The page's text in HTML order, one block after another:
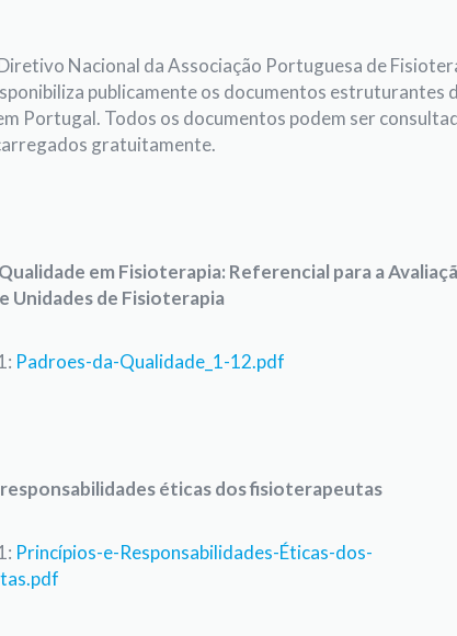
Nacional da Associação Portuguesa de
publicamente os documentos estruturantes
Portugal. Todos os documentos podem ser
gratuitamente.
em Fisioterapia: Referencial para a
Unidades de Fisioterapia
Padroes-da-Qualidade_1-12.pdf
éticas dos fisioterapeutas
Princípios-e-Responsabilidades-Éticas-dos-